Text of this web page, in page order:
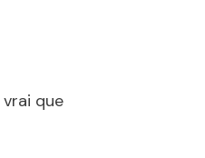
que